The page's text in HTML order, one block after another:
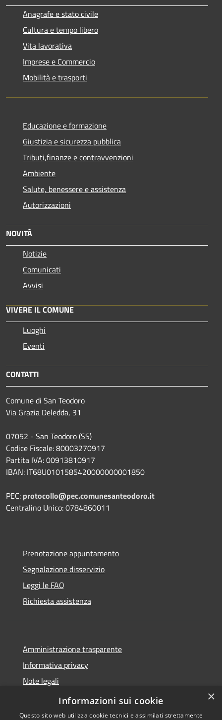
Anagrafe e stato civile
Cultura e tempo libero
Vita lavorativa
Imprese e Commercio
Mobilità e trasporti
Educazione e formazione
Giustizia e sicurezza pubblica
Tributi,finanze e contravvenzioni
Ambiente
Salute, benessere e assistenza
Autorizzazioni
NOVITÀ
Notizie
Comunicati
Avvisi
VIVERE IL COMUNE
Luoghi
Eventi
CONTATTI
Comune di San Teodoro
Via Grazia Deledda, 31
07052 - San Teodoro (SS)
Codice Fiscale: 80003270917
Partita IVA: 00913810917
IBAN: IT68U0101585420000000001850
PEC: protocollo@pec.comunesanteodoro.it
Centralino Unico: 0784860011
Prenotazione appuntamento
Segnalazione disservizio
Leggi le FAQ
Richiesta assistenza
Amministrazione trasparente
Informativa privacy
Note legali
Dichiarazione di accessibilità
×
Informazioni sui cookie
Questo sito web utilizza cookie tecnici e assimilati strettamente